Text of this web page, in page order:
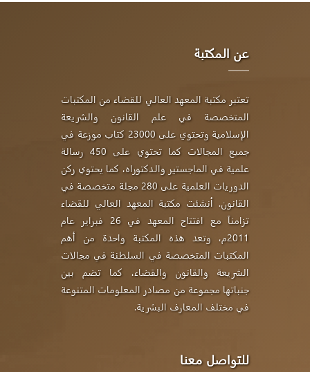
عن المكتبة
تعتبر مكتبة المعهد العالي للقضاء من المكتبات
المتخصصة في علم القانون والشريعة
الإسلامية وتحتوي على 23000 كتاب موزعة في
جميع المجالات كما تحتوي على 450 رسالة
علمية في الماجستير والدكتوراه، كما يحتوي ركن
الدوريات العلمية على 280 مجلة متخصصة في
القانون. أنشئت مكتبة المعهد العالي للقضاء
تزامناَ مع افتتاح المعهد في 26 فبراير عام
2011م، وتعد هذه المكتبة واحدة من أهم
المكتبات المتخصصة في السلطنة في مجالات
الشريعة والقانون والقضاء، كما تضم بين
جنباتها مجموعة من مصادر المعلومات المتنوعة
في مختلف المعارف البشرية.
للتواصل معنا